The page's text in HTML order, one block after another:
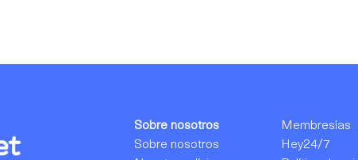
Membresías
Hey24/7
Sobre nosotros
Sobre nosotros